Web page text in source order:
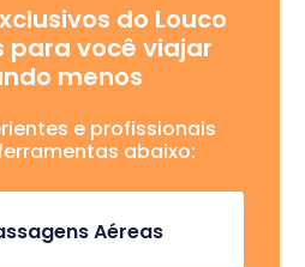
do Louco
para você viajar
menos
e profissionais
abaixo:
Aéreas